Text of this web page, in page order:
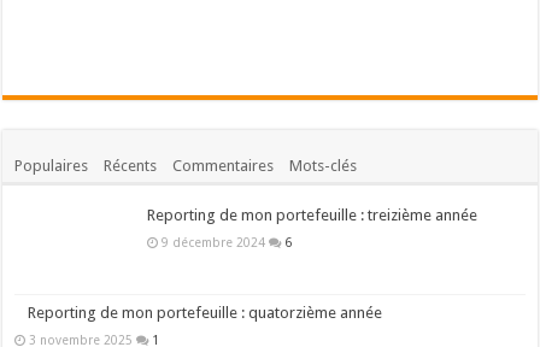
Populaires Récents Commentaires Mots-clés
Reporting de mon portefeuille : treizième année
9 décembre 2024 6
Reporting de mon portefeuille : quatorzième année
3 novembre 2025 1